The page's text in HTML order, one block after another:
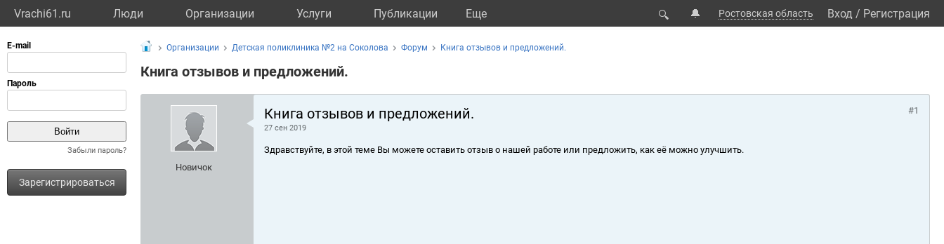
Vrachi61.ru Люди Организации Услуги Публикации Eще 🔍 🔔 Ростовская область Вход / Регистрация
Забыли пароль?
Зарегистрироваться
Организации Детская поликлиника №2 на Соколова Форум Книга отзывов и предложений.
Книга отзывов и предложений.
Новичок
Книга отзывов и предложений.
27 сен 2019
#1
Здравствуйте, в этой теме Вы можете оставить отзыв о нашей работе или предложить, как её можно улучшить.